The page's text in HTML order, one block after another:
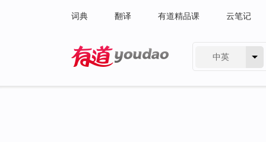
词典 翻译 有道精品课 云笔记
中英